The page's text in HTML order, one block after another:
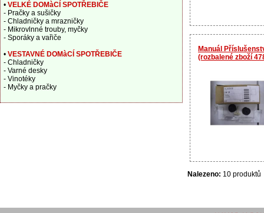
Manuál
(rozbalené zboží
Nalezeno: 10 produktů
• VELKÉ DOMàCÍ SPOTŘEBIČE
- Pračky a sušičky
- Chladničky a mrazničky
- Mikrovlnné trouby, myčky
- Sporáky a vařiče
• VESTAVNÉ DOMàCÍ SPOTŘEBIČE
- Chladničky
- Varné desky
- Vinotéky
- Myčky a pračky